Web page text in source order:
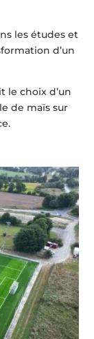
les études et
d’un
le choix d’un
de maïs sur